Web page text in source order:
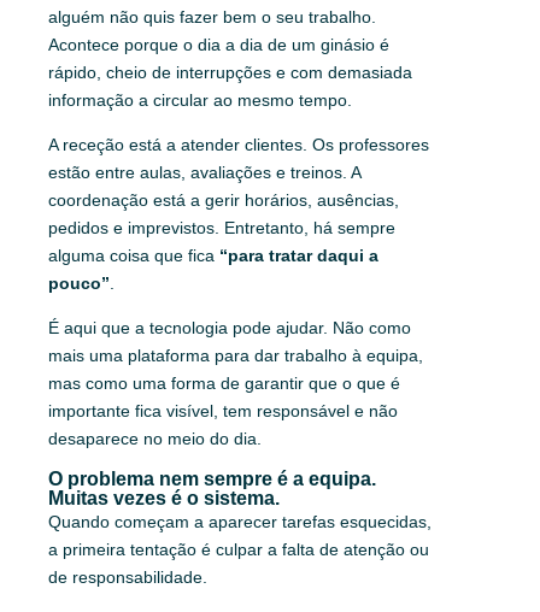
alguém não quis fazer bem o seu trabalho.
Acontece porque o dia a dia de um ginásio é
rápido, cheio de interrupções e com demasiada
informação a circular ao mesmo tempo.
A receção está a atender clientes. Os professores
estão entre aulas, avaliações e treinos. A
coordenação está a gerir horários, ausências,
pedidos e imprevistos. Entretanto, há sempre
alguma coisa que fica “para tratar daqui a
pouco”
É aqui que a tecnologia pode ajudar. Não como
mais uma plataforma para dar trabalho à equipa,
mas como uma forma de garantir que o que é
importante fica visível, tem responsável e não
desaparece no meio do dia.
O problema nem sempre é a equipa.
Muitas vezes é o sistema.
Quando começam a aparecer tarefas esquecidas,
a primeira tentação é culpar a falta de atenção ou
de responsabilidade.